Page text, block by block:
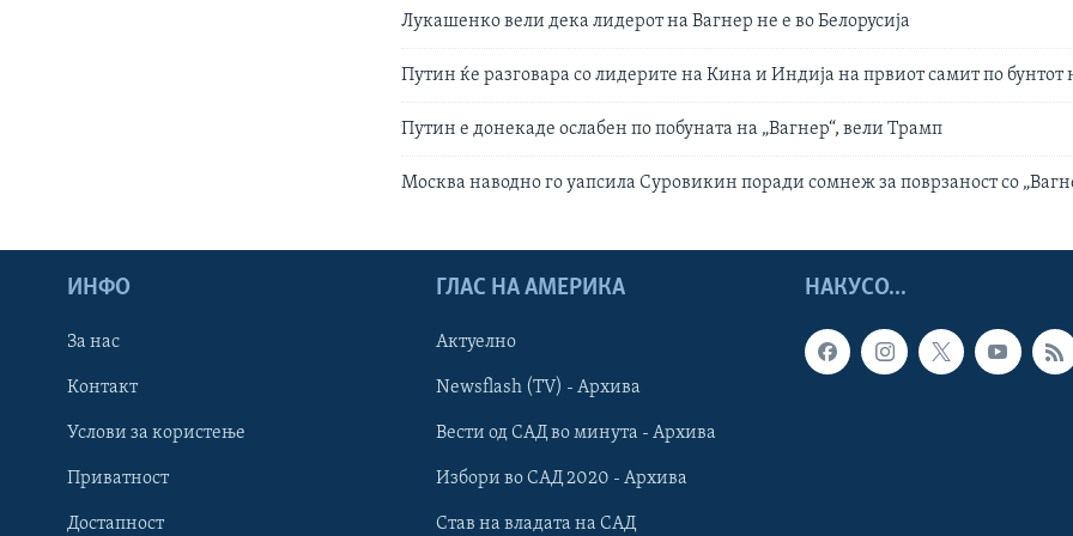
Learning English
НАКУСО...
Лукашенко вели дека лидерот на Вагнер не е во Белорусија
Путин ќе разговара со лидерите на Кина и Индија на првиот самит по бунтот
Путин е донекаде ослабен по побуната на „Вагнер“, вели Трамп
Москва наводно го уапсила Суровикин поради сомнеж за поврзаност со
НАКУСО...
ИНФО
За нас
Контакт
Услови за користење
Приватност
Достапност
ГЛАС НА АМЕРИКА
Актуелно
Newsflash (TV) - Архива
Вести од САД во минута - Архива
Избори во САД 2020 - Архива
Став на владата на САД